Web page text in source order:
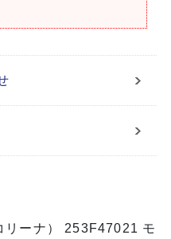
ーナ） 253F47021 モ